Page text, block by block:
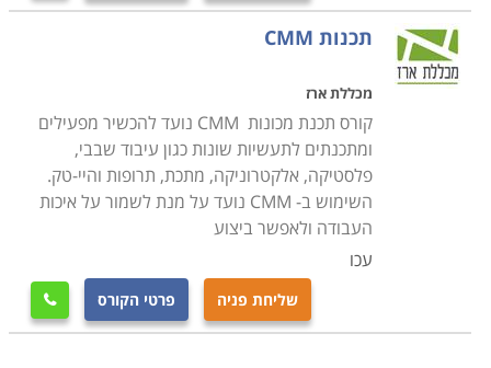
תכנות CMM
מכללת ארז
קורס תכנת מכונות CMM נועד להכשיר מפעילים
ומתכנתים לתעשיות שונות כגון עיבוד שבבי,
פלסטיקה, אלקטרוניקה, מתכת, תרופות והיי-טק.
השימוש ב- CMM נועד על מנת לשמור על איכות
העבודה ולאפשר ביצוע
עכו
שליחת פניה פרטי הקורס 